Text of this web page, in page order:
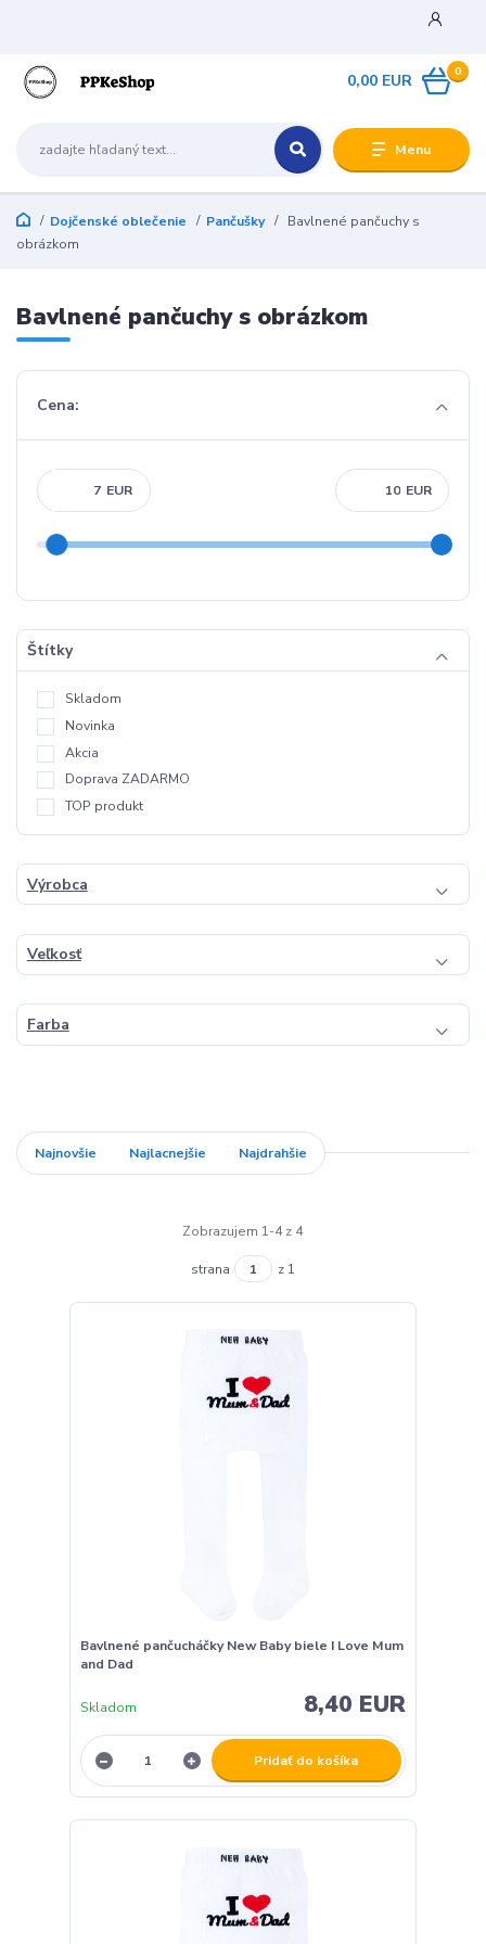
Menu
0
0,00 EUR
Dojčenské oblečenie Pančušky
Bavlnené pančuchy s
obrázkom
Bavlnené pančuchy s obrázkom
Cena:
EUR EUR
Štítky
Skladom
Novinka
Akcia
Doprava ZADARMO
TOP produkt
Výrobca
Veľkosť
Farba
Najnovšie Najlacnejšie Najdrahšie
Zobrazujem 1-4 z 4
strana z 1
Bavlnené pančucháčky New Baby biele I Love Mum
and Dad
8,40 EUR
Skladom
Pridať do košíka